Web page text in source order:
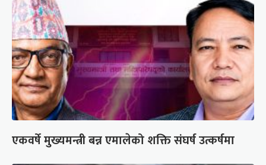
एकवर्षे मुख्यमन्त्री बन्न एमालेको शक्ति संघर्ष उत्कर्षमा